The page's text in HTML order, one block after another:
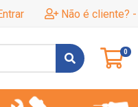
Não é cliente?
0